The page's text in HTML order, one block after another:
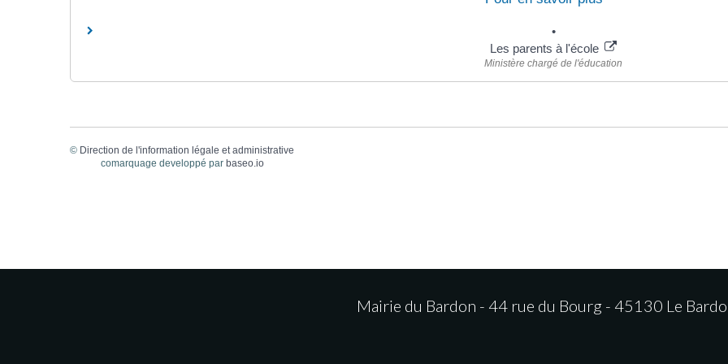
Les parents à l'école
Ministère chargé de l'éducation
© Direction de l'information légale et administrative
comarquage developpé par baseo.io
Mairie du Bardon - 44 rue du Bourg - 45130 Le